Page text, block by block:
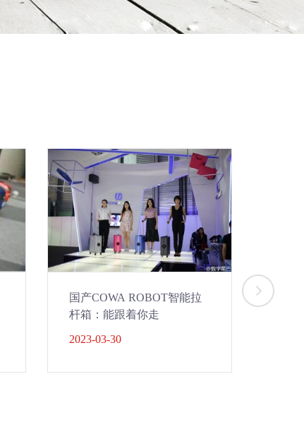
国产COWA ROBOT智能拉
杆箱：能跟着你走
2023-03-30